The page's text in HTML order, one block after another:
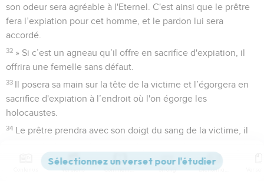
Versions Commentaires Strong
son odeur sera agréable à l'Eternel. C'est ainsi que le prêtre
fera l’expiation pour cet homme, et le pardon lui sera
accordé.
32 » Si c’est un agneau qu’il offre en sacrifice d'expiation, il
offrira une femelle sans défaut.
33
Il posera sa main sur la tête de la victime et l’égorgera en
sacrifice d'expiation à l’endroit où l'on égorge les
holocaustes.
34
Le prêtre prendra avec son doigt du sang de la victime, il
versera tout le sang au pied de l'autel.